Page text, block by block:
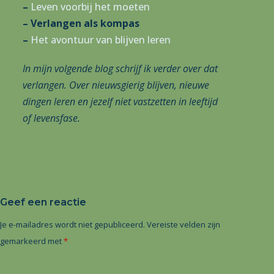
– Leven voorbij het moeten
– Verlangen als kompas
– Het avontuur van blijven leren
In mijn volgende blog schrijf ik verder over dat
verlangen. Over nieuwsgierig blijven, nieuwe
dingen leren en jezelf niet vastzetten in leeftijd
of levensfase.
Geef een reactie
Je e-mailadres wordt niet gepubliceerd. Vereiste velden zijn
gemarkeerd met*
A
l